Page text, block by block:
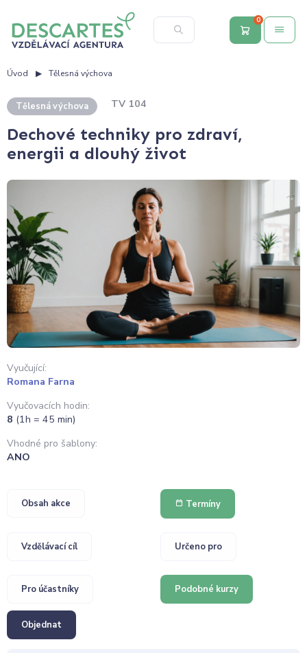
0
Úvod Tělesná výchova
Tělesná výchova TV 104
Dechové techniky pro zdraví,
energii a dlouhý život
Vyučující:
Romana Farna
Vyučovacích hodin:
8 (1h = 45 min)
Vhodné pro šablony:
ANO
Obsah akce Termíny
Vzdělávací cíl Určeno pro
Pro účastníky Podobné kurzy
Objednat